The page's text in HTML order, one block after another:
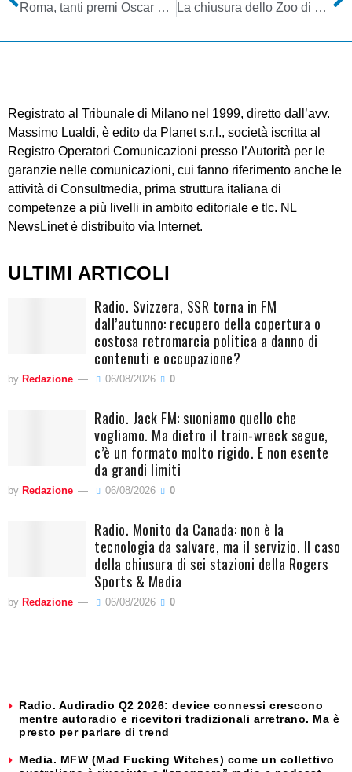
Roma, tanti premi Oscar e grandi prime: “ Con Venezia è conflitto solo virtuoso” La chiusura dello Zoo di 105: che sia la bufala dell’anno?
Registrato al Tribunale di Milano nel 1999, diretto dall’avv.
Massimo Lualdi, è edito da Planet s.r.l., società iscritta al
Registro Operatori Comunicazioni presso l’Autorità per le
garanzie nelle comunicazioni, cui fanno riferimento anche le
attività di Consultmedia, prima struttura italiana di
competenze a più livelli in ambito editoriale e tlc. NL
NewsLinet è distribuito via Internet.
ULTIMI ARTICOLI
Radio. Svizzera, SSR torna in FM
dall’autunno: recupero della copertura o
costosa retromarcia politica a danno di
contenuti e occupazione?
by Redazione 06/08/2026 0
Radio. Jack FM: suoniamo quello che
vogliamo. Ma dietro il train-wreck segue,
c’è un formato molto rigido. E non esente
da grandi limiti
by Redazione 06/08/2026 0
Radio. Monito da Canada: non è la
tecnologia da salvare, ma il servizio. Il caso
della chiusura di sei stazioni della Rogers
Sports & Media
by Redazione 06/08/2026 0
Radio. Audiradio Q2 2026: device connessi crescono
mentre autoradio e ricevitori tradizionali arretrano. Ma è
presto per parlare di trend
Media. MFW (Mad Fucking Witches) come un collettivo